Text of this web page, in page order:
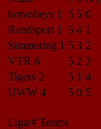
hotvolleys 1
5 5 0
Randsport 1
5 4 1
Simmering 1 5 3 2
VTR 6
5 2 3
Tigers 2
5 1 4
UWW 4
5 0 5
Liga/# Teams